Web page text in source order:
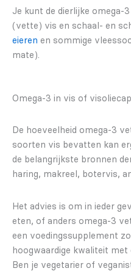
Je kunt de dierlijke omega-
(vette) vis en schaal- en
eieren en sommige
mate).
Omega-3 in vis of
De hoeveelheid omega-3
soorten vis bevatten kan
de belangrijkste bronnen
haring, makreel, botervis,
Het advies is om in ieder
eten, of anders omega-3
een voedingssupplement
hoogwaardige kwaliteit
Ben je vegetarier of